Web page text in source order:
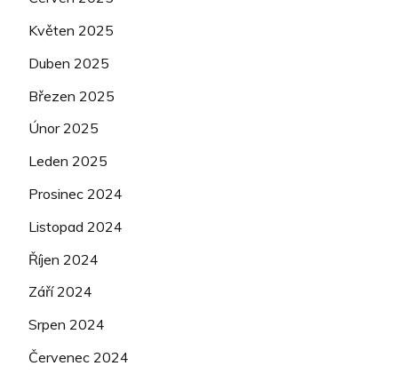
Květen 2025
Duben 2025
Březen 2025
Únor 2025
Leden 2025
Prosinec 2024
Listopad 2024
Říjen 2024
Září 2024
Srpen 2024
Červenec 2024